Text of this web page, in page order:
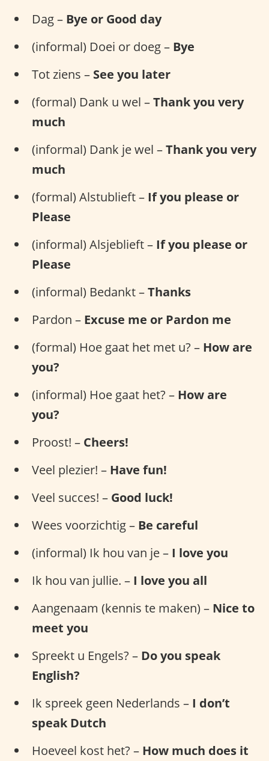
Dag – Bye or Good day
(informal) Doei or doeg – Bye
Tot ziens – See you later
(formal) Dank u wel –Thank you very
much
(informal) Dank je wel –Thank you very
much
(formal) Alstublieft – If you please or
Please
(informal) Alsjeblieft – If you please or
Please
(informal) Bedankt –Thanks
Pardon – Excuse me or Pardon me
(formal) Hoe gaat het met u? – How are
you?
(informal) Hoe gaat het? – How are
you?
Proost! – Cheers!
Veel plezier! – Have fun!
Veel succes! – Good luck!
Wees voorzichtig – Be careful
(informal) Ik hou van je – I love you
Ik hou van jullie. – I love you all
Aangenaam (kennis te maken) – Nice to
meet you
Spreekt u Engels? – Do you speak
English?
Ik spreek geen Nederlands – I don’t
speak Dutch
Hoeveel kost het? – How much does it